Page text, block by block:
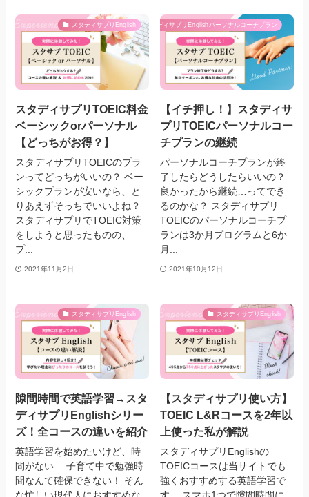
スタディサプリEnglish
スタディサプリTOEIC料金
ベーシックorパーソナル
【どっちがお得？】
スタディサプリTOEICのプラ
ンってどっちがいいの？ ベー
シックプランが安いなら、と
りあえずそっちでいいよね？
スタディサプリでTOEIC対策
をしようと思ったものの、
プ...
2021年11月2日
スタディサプリEnglishパーソナルコーチプラン
【イチ押し！】スタディサ
プリTOEICパーソナルコー
チプランの継続
パーソナルコーチプランが終
了したらどうしたらいいの？
良かったから継続…ってでき
るのかな？ スタディサプリ
TOEICのパーソナルコーチプ
ランは3か月プログラムと6か
月...
2021年10月12日
スタディサプリEnglish
隙間時間で英語学習→スタ
ディサプリEnglishシリー
ズ！全コースの違いを紹介
英語学習を始めたいけど、時
間がない… 子育て中で勉強時
間なんて確保できない！ そん
スタディサプリEnglish
【スタディサプリ使い方】
TOEIC L&Rコースを2年以
上使った私が解説
スタディサプリEnglishの
TOEICコースは当サイトでも
強くおすすめする英語学習で